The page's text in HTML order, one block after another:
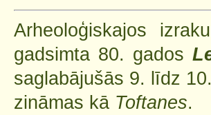
Arheoloģiskajos
gadsimta 80. gados
saglabājušās 9. līdz
zināmas kā Toftanes.